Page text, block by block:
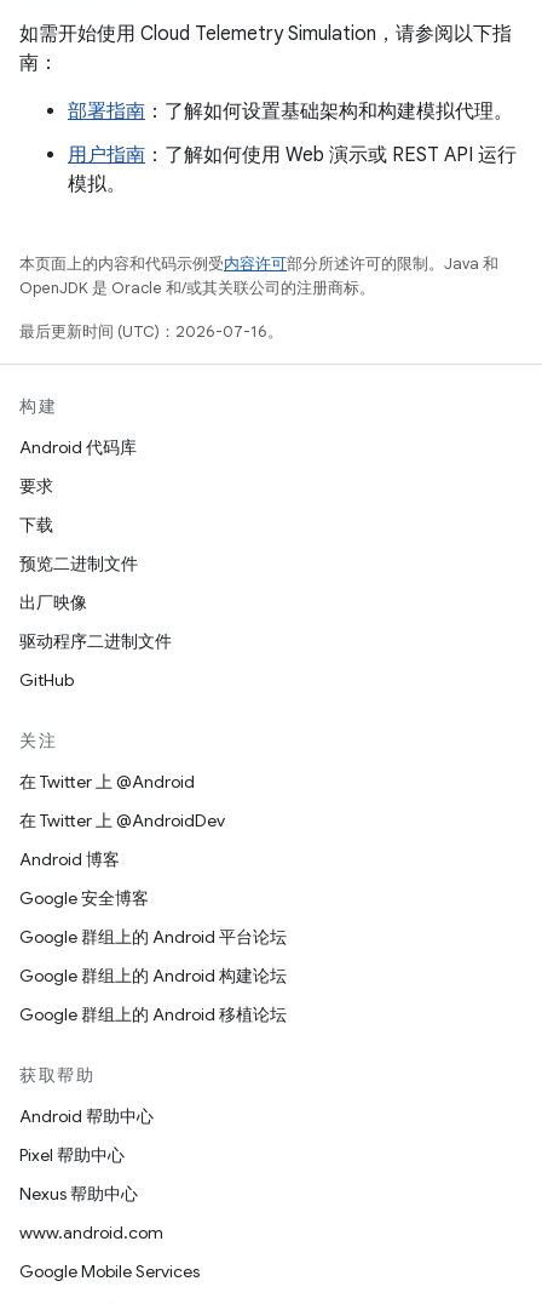
如需开始使用 Cloud Telemetry Simulation，请参阅以下指
南：
部署指南 ：了解如何设置基础架构和构建模拟代理。
用户指南 ：了解如何使用 Web 演示或 REST API 运行
模拟。
本页面上的内容和代码示例受内容许可部分所述许可的限制。Java 和
OpenJDK 是 Oracle 和/或其关联公司的注册商标。
最后更新时间 (UTC)：2026-07-16。
构建
Android 代码库
要求
下载
预览二进制文件
出厂映像
驱动程序二进制文件
GitHub
关注
在 Twitter 上 @Android
在 Twitter 上 @AndroidDev
Android 博客
Google 安全博客
Google 群组上的 Android 平台论坛
Google 群组上的 Android 构建论坛
Google 群组上的 Android 移植论坛
获取帮助
Android 帮助中心
Pixel 帮助中心
Nexus 帮助中心
www.android.com
Google Mobile Services